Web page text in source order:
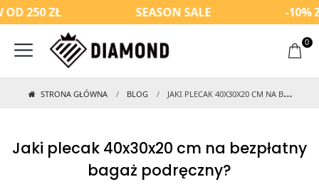
ZŁ SEASON SALE -10% Z
0
STRONA GŁÓWNA BLOG JAKI PLECAK 40X30X20 CM NA BEZPŁATNY BAGAŻ PODRĘCZNY?
Jaki plecak 40x30x20 cm na bezpłatny
bagaż podręczny?